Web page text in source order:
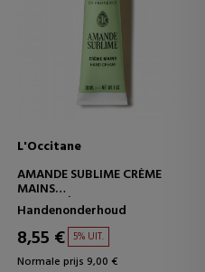
L'Occitane
AMANDE SUBLIME CRÈME
MAINS
HANDCRÈME
Handenonderhoud
8,55 € 5% UIT.
Normale prijs 9,00 €